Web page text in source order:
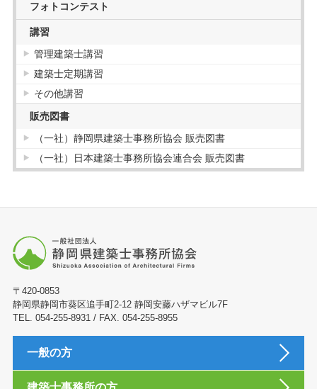
フォトコンテスト
講習
管理建築士講習
建築士定期講習
その他講習
販売図書
（一社）静岡県建築士事務所協会 販売図書
（一社）日本建築士事務所協会連合会 販売図書
〒420-0853
静岡県静岡市葵区追手町2-12 静岡安藤ハザマビル7F
TEL. 054-255-8931 / FAX. 054-255-8955
一般の方